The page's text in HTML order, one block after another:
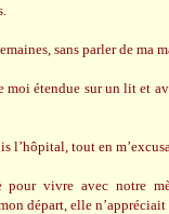
sans parler de ma
étendue sur un lit et
l’hôpital, tout en
vivre avec notre
départ, elle n’appréciait